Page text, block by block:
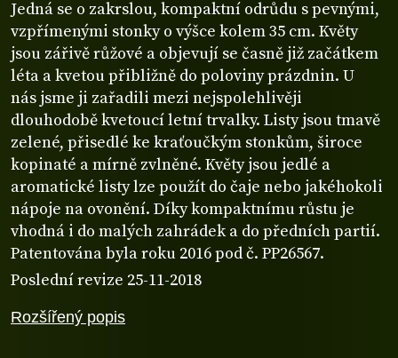
Rozšířený popis
Jedná se o zakrslou, kompaktní odrůdu s pevnými,
vzpřímenými stonky o výšce kolem 35 cm. Květy
jsou zářivě růžové a objevují se časně již začátkem
léta a kvetou přibližně do poloviny prázdnin. U
nás jsme ji zařadili mezi nejspolehlivěji
dlouhodobě kvetoucí letní trvalky. Listy jsou tmavě
zelené, přisedlé ke kraťoučkým stonkům, široce
kopinaté a mírně zvlněné. Květy jsou jedlé a
aromatické listy lze použít do čaje nebo jakéhokoli
nápoje na ovonění. Díky kompaktnímu růstu je
vhodná i do malých zahrádek a do předních partií.
Patentována byla roku 2016 pod č. PP26567.
Poslední revize 25-11-2018